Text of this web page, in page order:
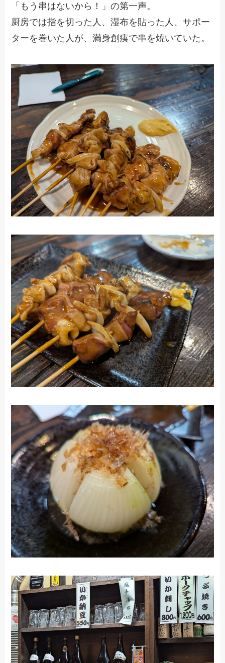
「もう串はないから！」の第一声。
厨房では指を切った人、湿布を貼った人、サポー
ターを巻いた人が、満身創痍で串を焼いていた。